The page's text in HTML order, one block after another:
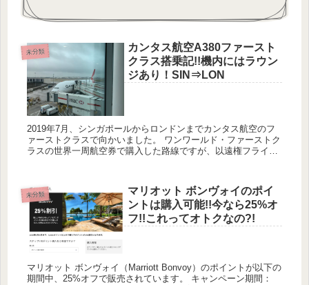
未分類
カンタス航空A380ファースト
クラス搭乗記!!機内にはラウン
ジあり！SIN⇒LON
2019年7月、シンガポールからロンドンまでカンタス航空のフ
ァーストクラスで向かいました。 ワンワールド・ファーストク
ラスの世界一周航空券で購入した路線ですが、以遠権フライト
未分類
マリオット ボンヴォイのポイ
ントは購入可能!!今なら25%オ
フ!!これってオトクなの?!
マリオット ボンヴォイ（Marriott Bonvoy）のポイントが以下の
期間中、25%オフで販売されています。 キャンペーン期間：